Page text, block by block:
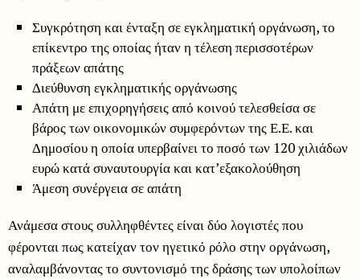
Συγκρότηση και ένταξη σε εγκληματική οργάνωση, το
επίκεντρο της οποίας ήταν η τέλεση περισσοτέρων
πράξεων απάτης
Διεύθυνση εγκληματικής οργάνωσης
Απάτη με επιχορηγήσεις από κοινού τελεσθείσα σε
βάρος των οικονομικών συμφερόντων της Ε.Ε. και
Δημοσίου η οποία υπερβαίνει το ποσό των 120 χιλιάδων
ευρώ κατά συναυτουργία και κατ’εξακολούθηση
Άμεση συνέργεια σε απάτη
Ανάμεσα στους συλληφθέντες είναι δύο λογιστές που
φέρονται πως κατείχαν τον ηγετικό ρόλο στην οργάνωση,
αναλαμβάνοντας το συντονισμό της δράσης των υπολοίπων